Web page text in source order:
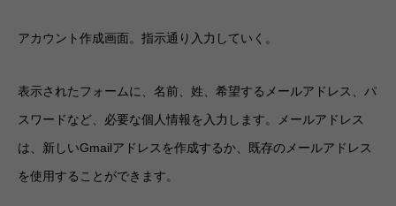
アカウント作成画面。指示通り入力していく。
表示されたフォームに、名前、姓、希望するメールアドレス、パ
スワードなど、必要な個人情報を入力します。メールアドレス
は、新しいGmailアドレスを作成するか、既存のメールアドレス
を使用することができます。